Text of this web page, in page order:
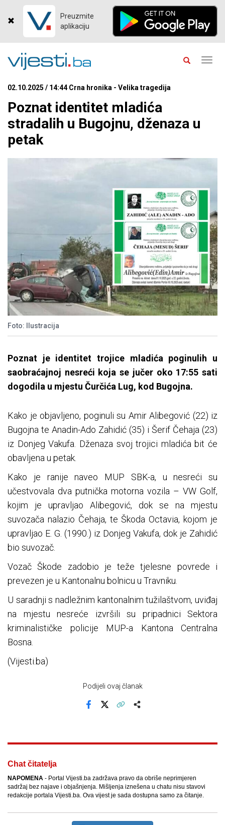
Preuzmite
aplikaciju
02.10.2025 / 14:44 Crna hronika - Velika tragedija
Poznat identitet mladića
stradalih u Bugojnu, dženaza u
petak
Foto: Ilustracija
Poznat je identitet trojice mladića poginulih u
saobraćajnoj nesreći koja se jučer oko 17:55 sati
dogodila u mjestu Čurčića Lug, kod Bugojna.
Kako je objavljeno, poginuli su Amir Alibegović (22) iz
Bugojna te Anadin-Ado Zahidić (35) i Šerif Čehaja (23)
iz Donjeg Vakufa. Dženaza svoj trojici mladića bit će
obavljena u petak.
Kako je ranije naveo MUP SBK-a, u nesreći su
učestvovala dva putnička motorna vozila – VW Golf,
kojim je upravljao Alibegović, dok se na mjestu
suvozača nalazio Čehaja, te Škoda Octavia, kojom je
upravljao E. G. (1990.) iz Donjeg Vakufa, dok je Zahidić
bio suvozač.
Vozač Škode zadobio je teže tjelesne povrede i
prevezen je u Kantonalnu bolnicu u Travniku.
U saradnji s nadležnim kantonalnim tužilaštvom, uviđaj
na mjestu nesreće izvršili su pripadnici Sektora
kriminalističke policije MUP-a Kantona Centralna
Bosna.
(Vijesti.ba)
Podijeli ovaj članak
Chat čitatelja
NAPOMENA - Portal Vijesti.ba zadržava pravo da obriše neprimjeren
sadržaj bez najave i objašnjenja. Mišljenja iznešena u chatu nisu stavovi
redakcije portala Vijesti.ba. Ova vijest je sada dostupna samo za čitanje.